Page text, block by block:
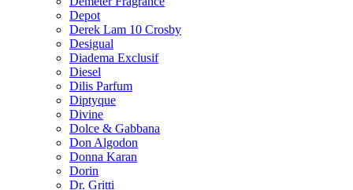
Depot
Derek Lam 10 Crosby
Desigual
Diadema Exclusif
Diesel
Dilis Parfum
Diptyque
Divine
Dolce & Gabbana
Don Algodon
Donna Karan
Dorin
Dr. Gritti